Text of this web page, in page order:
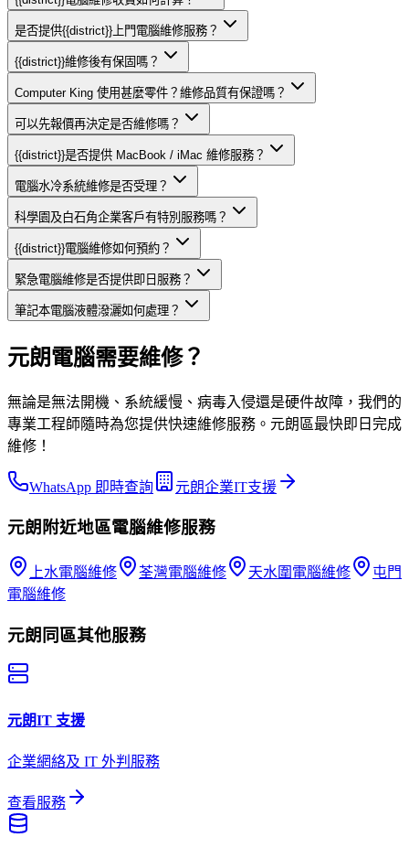
是否提供{{district}}上門電腦維修服務？
{{district}}維修後有保固嗎？
Computer King 使用甚麼零件？維修品質有保證嗎？
可以先報價再決定是否維修嗎？
{{district}}是否提供 MacBook / iMac 維修服務？
電腦水冷系統維修是否受理？
科學園及白石角企業客戶有特別服務嗎？
{{district}}電腦維修如何預約？
緊急電腦維修是否提供即日服務？
筆記本電腦液體潑灑如何處理？
元朗電腦需要維修？
無論是無法開機、系統緩慢、病毒入侵還是硬件故障，我們的
專業工程師隨時為您提供快速維修服務。元朗區最快即日完成
維修！
WhatsApp 即時查詢 元朗企業IT支援
元朗 附近地區電腦維修服務
上水電腦維修 荃灣電腦維修 天水圍 電腦維修
屯門
電腦維修
元朗 同區其他服務
元朗IT 支援
企業網絡及 IT 外判服務
查看服務